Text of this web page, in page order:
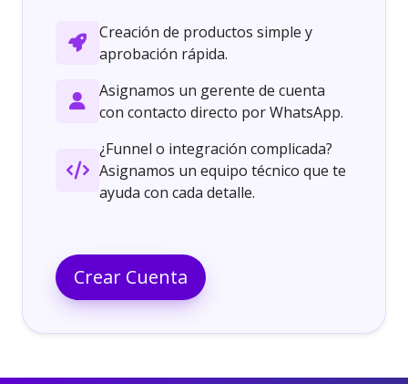
Creación de productos simple y
aprobación rápida.
Asignamos un gerente de cuenta
con contacto directo por WhatsApp.
¿Funnel o integración complicada?
Asignamos un equipo técnico que te
ayuda con cada detalle.
Crear Cuenta